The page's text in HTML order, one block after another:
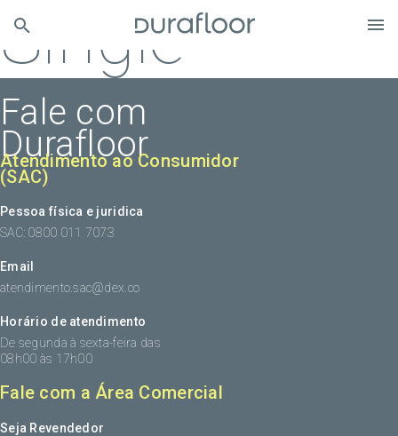
Single
Fale com
Durafloor
Atendimento ao Consumidor
(SAC)
Pessoa física e juridica
SAC: 0800 011 7073
Email
atendimento.sac@dex.co
Horário de atendimento
De segunda à sexta-feira das
08h00 às 17h00
Fale com a Área Comercial
Seja Revendedor